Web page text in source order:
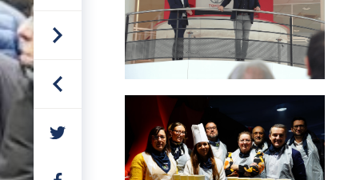
PARTAGER
SUR